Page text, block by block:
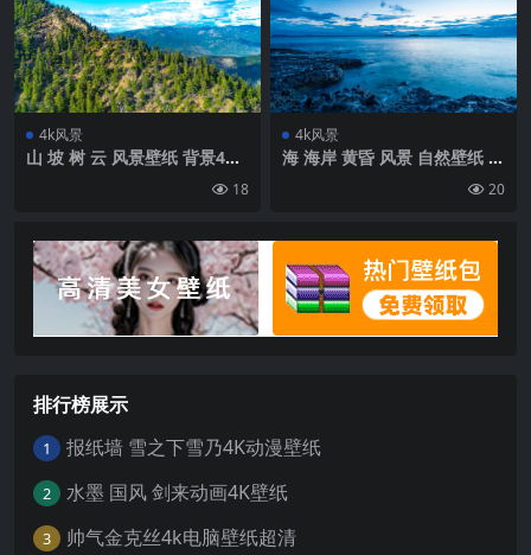
4k风景
山 坡 树 云 风景壁纸 背景4k
18
4k风景
海 海岸 黄昏 风景 自然壁纸 背
20
排行榜展示
1 报纸墙 雪之下雪乃4K动漫壁纸
2 水墨 国风 剑来动画4K壁纸
3 帅气金克丝4k电脑壁纸超清